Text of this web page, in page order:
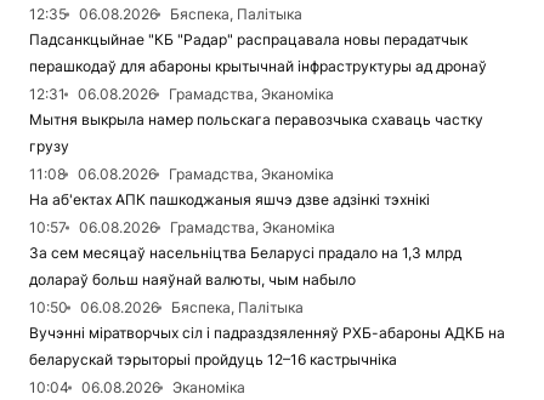
12:35
06.08.2026
Бяспека, Палітыка
Падсанкцыйнае "КБ "Радар" распрацавала новы перадатчык
перашкодаў для абароны крытычнай інфраструктуры ад дронаў
12:31
06.08.2026
Грамадства, Эканоміка
Мытня выкрыла намер польскага перавозчыка схаваць частку
грузу
11:08
06.08.2026
Грамадства, Эканоміка
На аб'ектах АПК пашкоджаныя яшчэ дзве адзінкі тэхнікі
10:57
06.08.2026
Грамадства, Эканоміка
За сем месяцаў насельніцтва Беларусі прадало на 1,3 млрд
долараў больш наяўнай валюты, чым набыло
10:50
06.08.2026
Бяспека, Палітыка
Вучэнні міратворчых сіл і падраздзяленняў РХБ-абароны АДКБ на
беларускай тэрыторыі пройдуць 12–16 кастрычніка
10:04
06.08.2026
Эканоміка